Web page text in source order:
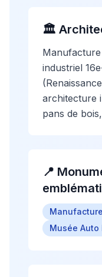
🏛️
industriel
architecture
pans de
📍
Musée Auto